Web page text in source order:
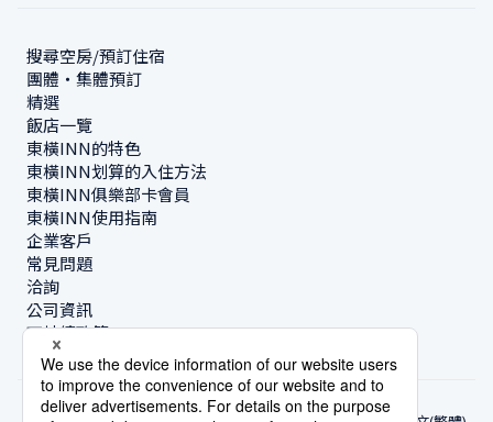
搜尋空房/預訂住宿
團體・集體預訂
精選
飯店一覽
東橫INN的特色
東橫INN划算的入住方法
東橫INN俱樂部卡會員
東橫INN使用指南
企業客戶
常見問題
洽詢
公司資訊
可持續政策